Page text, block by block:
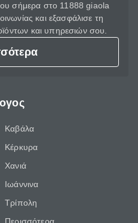
σήμερα στο 11888 giaola
και εξασφάλισε τη
και υπηρεσιών σου.
Καβάλα
Κέρκυρα
Χανιά
Ιωάννινα
Τρίπολη